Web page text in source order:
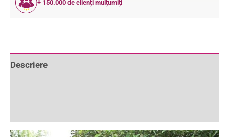
+ 150.000 de clienți mulțumiți
Descriere